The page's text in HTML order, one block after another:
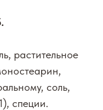
растительное
соль,
специи.